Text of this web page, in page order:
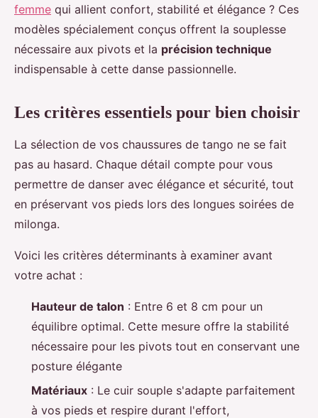
femme qui allient confort, stabilité et élégance ? Ces
modèles spécialement conçus offrent la souplesse
nécessaire aux pivots et la précision technique
indispensable à cette danse passionnelle.
Les critères essentiels pour bien choisir
La sélection de vos chaussures de tango ne se fait
pas au hasard. Chaque détail compte pour vous
permettre de danser avec élégance et sécurité, tout
en préservant vos pieds lors des longues soirées de
milonga.
Voici les critères déterminants à examiner avant
votre achat :
Hauteur de talon : Entre 6 et 8 cm pour un
équilibre optimal. Cette mesure offre la stabilité
nécessaire pour les pivots tout en conservant une
posture élégante
Matériaux : Le cuir souple s'adapte parfaitement
à vos pieds et respire durant l'effort,